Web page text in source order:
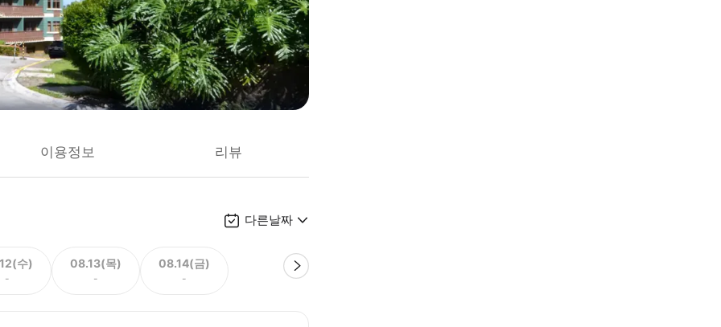
이용정보 리뷰
다른날짜
수)
-
08.13(목)
-
08.14(금)
-